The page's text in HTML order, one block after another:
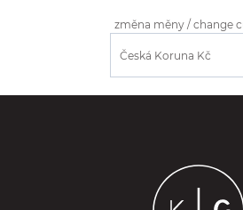
změna měny / change